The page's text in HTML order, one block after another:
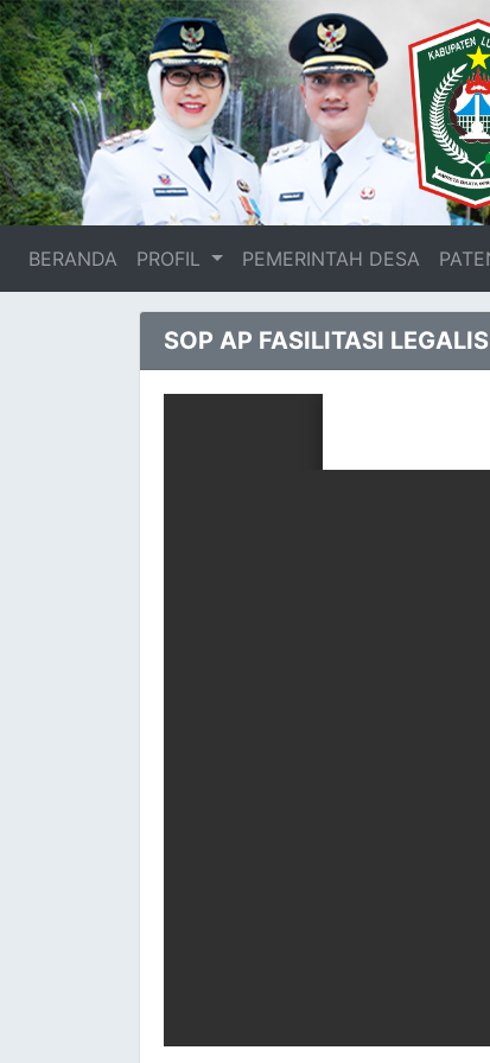
BERANDA (current)
PROFIL PEMERINTAH DESA
SOP AP FASILITASI